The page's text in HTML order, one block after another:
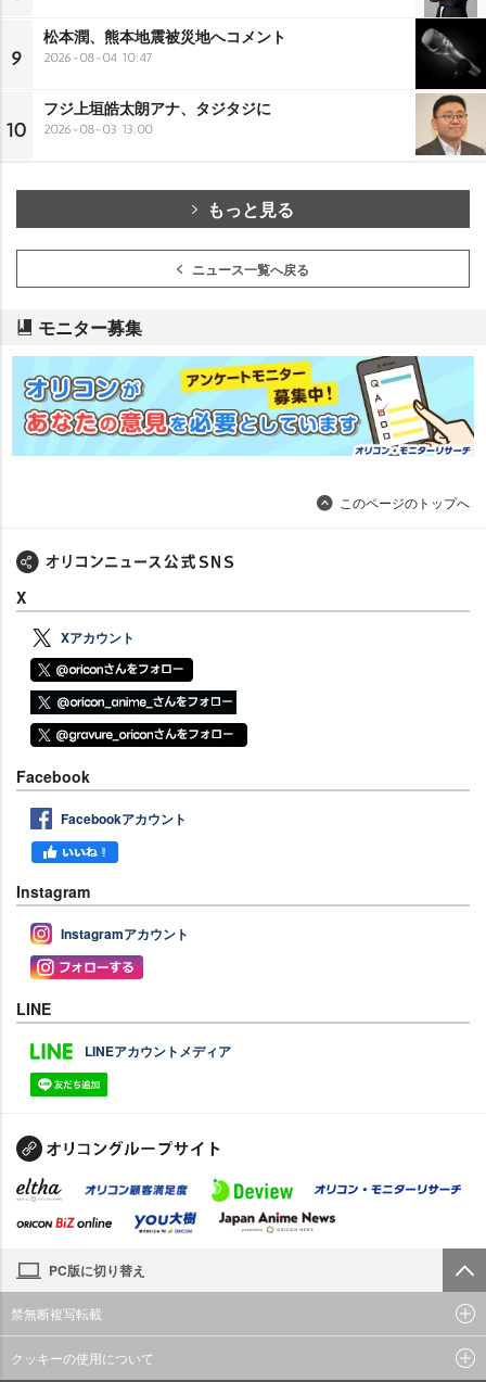
9
松本潤、熊本地震被災地へコメント
2026-08-04 10:47
10
フジ上垣皓太朗アナ、タジタジに
2026-08-03 13:00
もっと見る
ニュース一覧へ戻る
モニター募集
このページのトップへ
X
Xアカウント
Facebook
Facebookアカウント
Instagram
Instagramアカウント
LINE
LINEアカウントメディア
PC版に切り替え
禁無断複写転載
クッキーの使用について